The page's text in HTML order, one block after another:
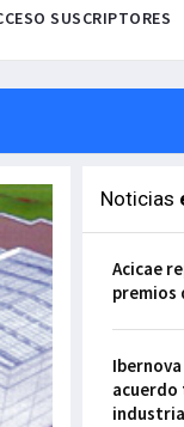
SUSCRIPTORES
Noticias
Acicae
premios
acuerdo